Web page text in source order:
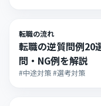
転職の流れ
転職の逆質問例20
問・NG例を解説
#中途対策 #選考対策